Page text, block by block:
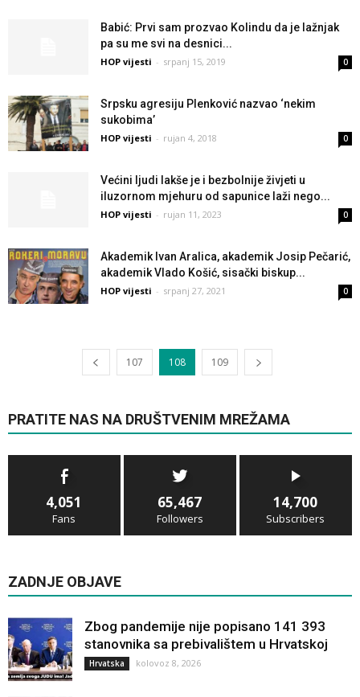
Babić: Prvi sam prozvao Kolindu da je lažnjak
pa su me svi na desnici...
HOP vijesti - srpanj 15, 2019 0
Srpsku agresiju Plenković nazvao ‘nekim
sukobima’
HOP vijesti - rujan 4, 2018 0
Većini ljudi lakše je i bezbolnije živjeti u
iluzornom mjehuru od sapunice laži nego...
HOP vijesti - rujan 11, 2023 0
Akademik Ivan Aralica, akademik Josip Pečarić,
akademik Vlado Košić, sisački biskup...
HOP vijesti - srpanj 27, 2021 0
107 108 109
PRATITE NAS NA DRUŠTVENIM MREŽAMA
4,051
Fans
65,467
Followers
14,700
Subscribers
ZADNJE OBJAVE
Zbog pandemije nije popisano 141 393
stanovnika sa prebivalištem u Hrvatskoj
Hrvatska kolovoz 8, 2026